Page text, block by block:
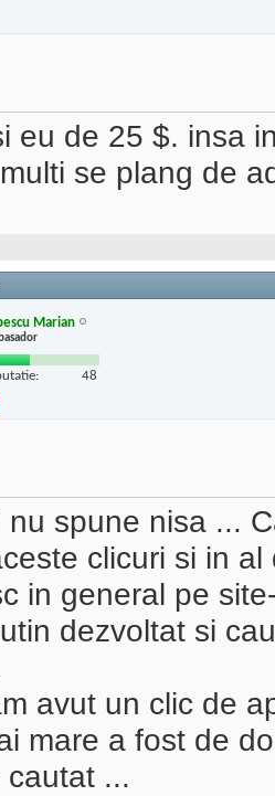
eu de 25 $. insa
se plang de
Marian
48
nu spune nisa ...
clicuri si in
in general pe
dezvoltat si
avut un clic de
mare a fost de
...